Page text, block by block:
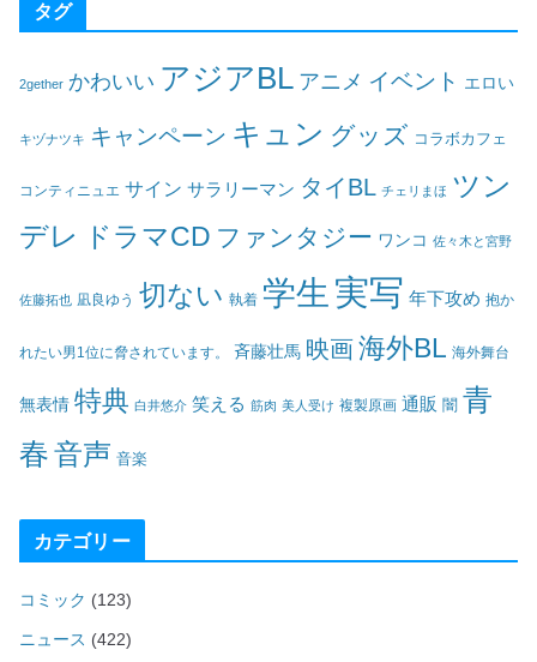
タグ
2gether かわいい アジアBL アニメ イベント エロい
キヅナツキ キャンペーン キュン グッズ コラボカフェ
コンティニュエ サイン サラリーマン タイBL チェリまほ ツン
デレ ドラマCD ファンタジー ワンコ 佐々木と宮野
佐藤拓也 凪良ゆう 切ない 執着 学生 実写 年下攻め 抱か
れたい男1位に脅されています。 斉藤壮馬 映画海外BL 海外舞台
無表情 特典 白井悠介 笑える 筋肉 美人受け 複製原画 通販 闇 青
春音声 音楽
カテゴリー
コミック (123)
ニュース (422)